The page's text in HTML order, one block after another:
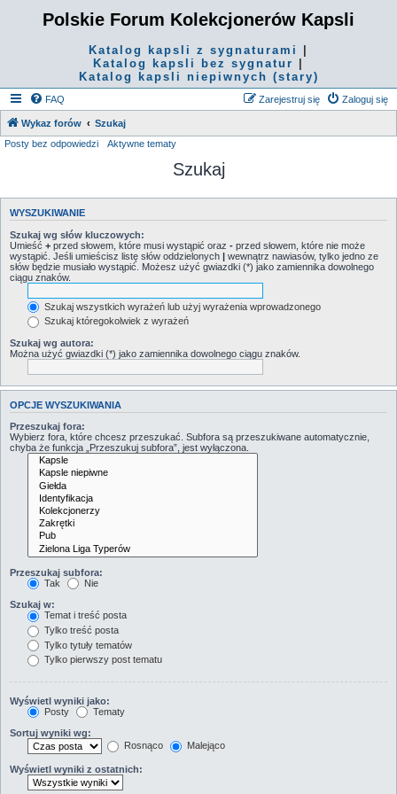
Polskie Forum Kolekcjonerów Kapsli
Katalog kapsli z sygnaturami
Katalog kapsli bez sygnatur
Katalog kapsli niepiwnych (stary)
FAQ Zaloguj się
Zarejestruj się
Wykaz forów
Szukaj
Posty bez odpowiedzi
Aktywne tematy
Szukaj
WYSZUKIWANIE
Szukaj wg słów kluczowych:
Umieść + przed słowem, które musi wystąpić oraz - przed słowem, które nie może
wystąpić. Jeśli umieścisz listę słów oddzielonych | wewnątrz nawiasów, tylko jedno ze
słów będzie musiało wystąpić. Możesz użyć gwiazdki (*) jako zamiennika dowolnego
ciągu znaków.
Szukaj wszystkich wyrażeń lub użyj wyrażenia wprowadzonego
Szukaj któregokolwiek z wyrażeń
Szukaj wg autora:
Można użyć gwiazdki (*) jako zamiennika dowolnego ciągu znaków.
OPCJE WYSZUKIWANIA
Przeszukaj fora:
Wybierz fora, które chcesz przeszukać. Subfora są przeszukiwane automatycznie,
chyba że funkcja „Przeszukuj subfora”, jest wyłączona.
Przeszukaj subfora:
Tak
Nie
Szukaj w:
Temat i treść posta
Tylko treść posta
Tylko tytuły tematów
Tylko pierwszy post tematu
Wyświetl wyniki jako:
Posty
Tematy
Sortuj wyniki wg:
Rosnąco
Malejąco
Wyświetl wyniki z ostatnich: